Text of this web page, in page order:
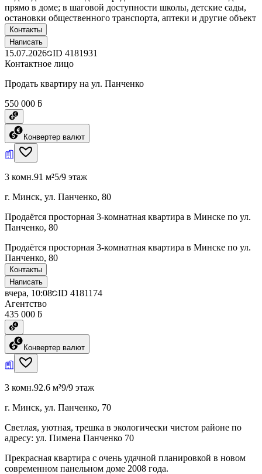
прямо в доме; в шаговой доступности школы, детские сады,
остановки общественного транспорта, аптеки и другие объект
Контакты
Написать
15.07.2026 ID 4181931
Контактное лицо
Продать квартиру на ул. Панченко
550 000 ƃ
Конвертер валют
3 комн.91 м²5/9 этаж
г. Минск, ул. Панченко, 80
Продаётся просторная 3-комнатная квартира в Минске по ул.
Панченко, 80
Продаётся просторная 3-комнатная квартира в Минске по ул.
Панченко, 80
Контакты
Написать
вчера, 10:08 ID 4181174
Агентство
435 000 ƃ
Конвертер валют
3 комн.92.6 м²9/9 этаж
г. Минск, ул. Панченко, 70
Светлая, уютная, трешка в экологически чистом районе по
адресу: ул. Пимена Панченко 70
Прекрасная квартира с очень удачной планировкой в новом
современном панельном доме 2008 года.